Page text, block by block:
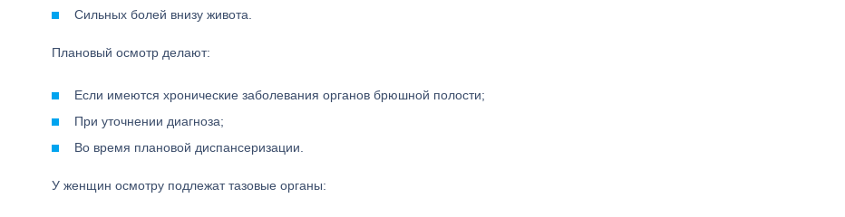
Сильных болей внизу живота.
Плановый осмотр делают:
Если имеются хронические заболевания органов брюшной полости;
При уточнении диагноза;
Во время плановой диспансеризации.
У женщин осмотру подлежат тазовые органы: